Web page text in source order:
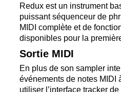
Redux est un instrument
puissant séquenceur de
MIDI complète et de
disponibles pour la
Sortie MIDI
En plus de son sampler
événements de notes MIDI
utiliser l’interface tracker